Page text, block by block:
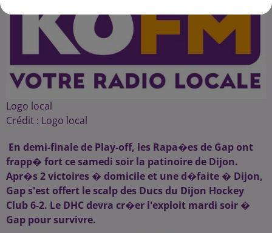
Logo local
Crédit : Logo local
En demi-finale de Play-off, les Rapa�es de Gap ont
frapp� fort ce samedi soir la patinoire de Dijon.
Apr�s 2 victoires � domicile et une d�faite � Dijon,
Gap s'est offert le scalp des Ducs du Dijon Hockey
Club 6-2. Le DHC devra cr�er l'exploit mardi soir �
Gap pour survivre.